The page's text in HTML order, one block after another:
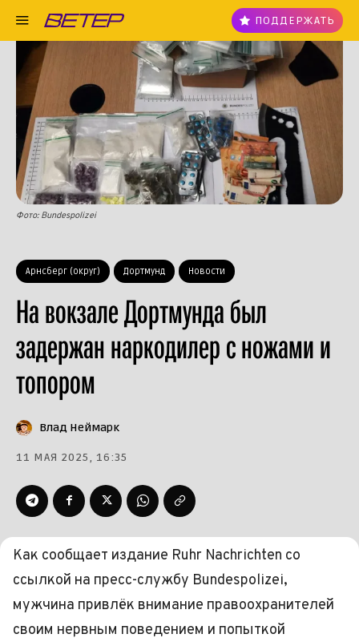
ПОДДЕРЖАТЬ
Арнсберг (округ) Дортмунд Новости
На вокзале Дортмунда был
задержан наркодилер с ножами и
топором
Фото: Bundespolizei
Влад Неймарк
11 МАЯ 2025, 16:35
Как сообщает издание Ruhr Nachrichten со
ссылкой на пресс-службу Bundespolizei,
мужчина привлёк внимание правоохранителей
своим нервным поведением и попыткой